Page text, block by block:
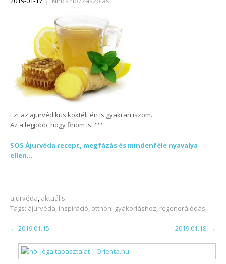
Ezt az ajurvédikus koktélt én is gyakran iszom.
Az a legjobb, hogy finom is ???
SOS Ájurvéda recept, megfázás és mindenféle nyavalya
ellen…
ajurvéda, aktuális
Tags: ájurvéda, inspiráció, otthoni gyakorláshoz, regenerálódás
POST
NAVIGATION
← 2019.01.15. 2019.01.18. →